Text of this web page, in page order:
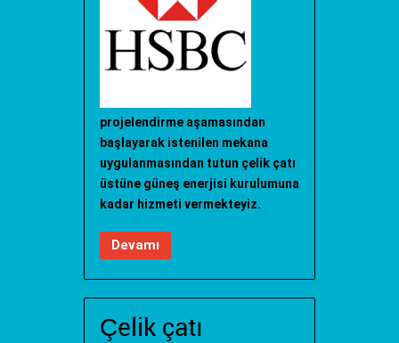
projelendirme aşamasından
başlayarak istenilen mekana
uygulanmasından tutun çelik çatı
üstüne güneş enerjisi kurulumuna
kadar hizmeti vermekteyiz.
Devamı
Çelik çatı